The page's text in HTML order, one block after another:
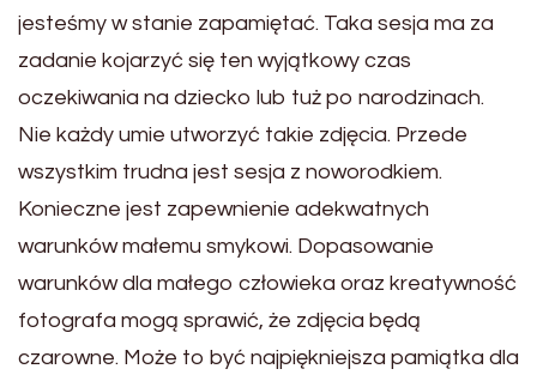
jesteśmy w stanie zapamiętać. Taka sesja ma za
zadanie kojarzyć się ten wyjątkowy czas
oczekiwania na dziecko lub tuż po narodzinach.
Nie każdy umie utworzyć takie zdjęcia. Przede
wszystkim trudna jest sesja z noworodkiem.
Konieczne jest zapewnienie adekwatnych
warunków małemu smykowi. Dopasowanie
warunków dla małego człowieka oraz kreatywność
fotografa mogą sprawić, że zdjęcia będą
czarowne. Może to być najpiękniejsza pamiątka dla